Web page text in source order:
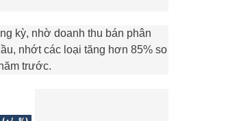
kỳ, nhờ doanh thu bán phân
nhớt các loại tăng hơn 85% so
trước.